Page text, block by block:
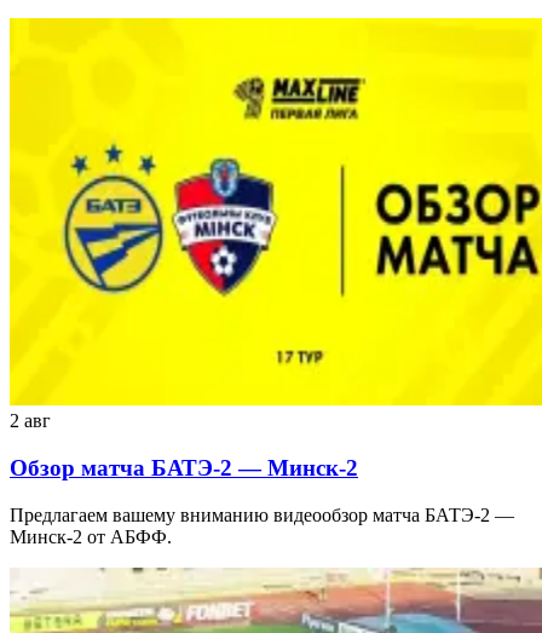
2 авг
Обзор матча БАТЭ-2 — Минск-2
Предлагаем вашему вниманию видеообзор матча БАТЭ-2 —
Минск-2 от АБФФ.